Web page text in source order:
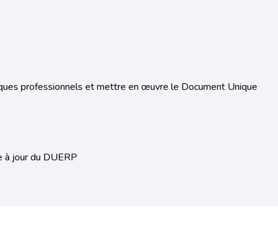
professionnels et mettre en œuvre le Document Unique
à jour du DUERP